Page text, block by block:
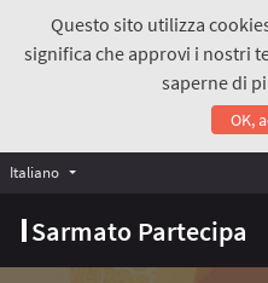
Questo sito utilizza
significa che approvi i nostri
saperne di
OK,
Sarmato Partecipa
Italiano Choose language